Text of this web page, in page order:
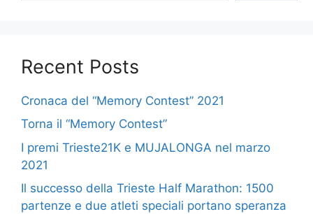
Recent Posts
Cronaca del “Memory Contest” 2021
Torna il “Memory Contest”
I premi Trieste21K e MUJALONGA nel marzo
2021
Il successo della Trieste Half Marathon: 1500
partenze e due atleti speciali portano speranza